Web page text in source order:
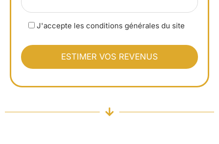
J'accepte les conditions générales du site